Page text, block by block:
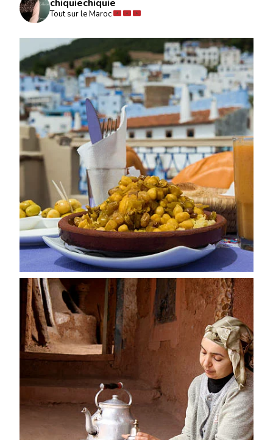
chiquiechiquie
Tout sur le Maroc